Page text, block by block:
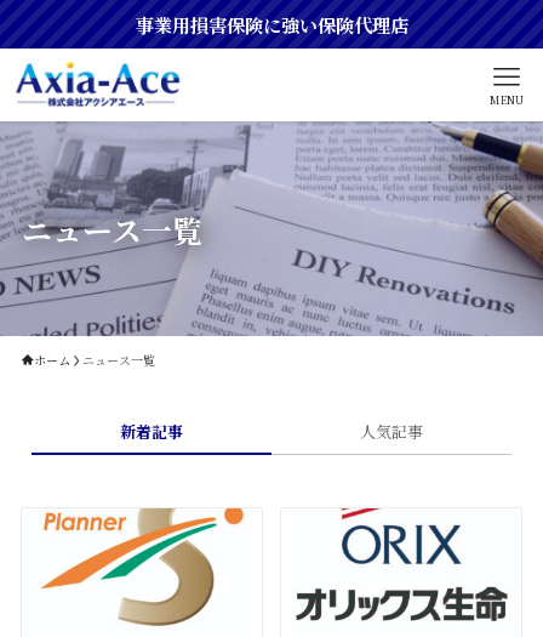
事業用損害保険に強い保険代理店
MENU
ニュース一覧
ホーム ニュース一覧
新着記事 人気記事